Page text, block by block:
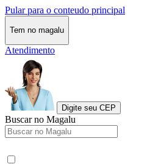
Pular para o conteudo principal
Tem no magalu
Atendimento
Digite seu CEP
Buscar no Magalu